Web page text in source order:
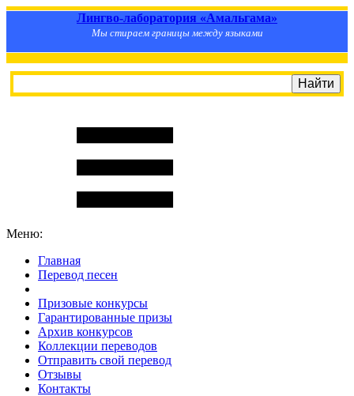
Лингво-лаборатория «Амальгама»
Мы стираем границы между языками
Меню:
Главная
Перевод песен
Призовые конкурсы
Гарантированные призы
Архив конкурсов
Коллекции переводов
Отправить свой перевод
Отзывы
Контакты